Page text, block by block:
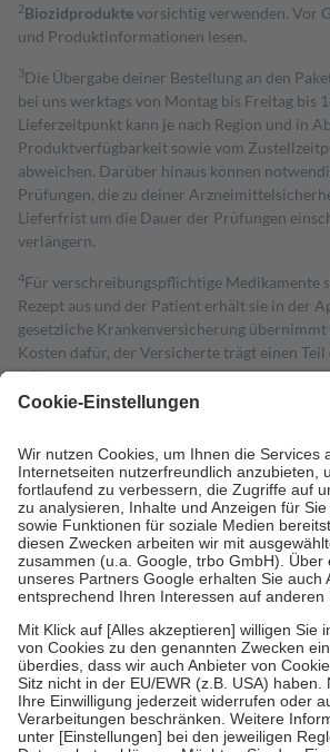
2Biozidproduktevorsichtig verwenden. Vor
und Produktinformationen lesen.
3Die Übergabe deiner Bestellung an den
bei uns werktags von Montag bis Freitag bis
Lieferzeitpunkt kann je nach Region und in
Produktverfügbarkeit sowie vom
abweichen. Darüber hinaus können
Prüfungen, die zu deiner
Lieferfrist um die Dauer der Prüfungen
verlängern.
4Für verschreibungspflichtige Medikamente
Rezept aus und der Patient erhält sie in der
gesetzliche Krankenversicherung übernimmt
Kosten dafür, der Versicherte trägt einen Teil
mit.
Grundsätzlich leisten Mitglieder Zuzahlungen
höchstens zehn Euro.
Es sind jedoch nie
Kosten der Leistung zu entrichten.
Diese Regeln gelten grundsätzlich auch für
Bei Heilmitteln und häuslicher
Zuzahlung zehn Prozent der Kosten sowie
Verordnung.
Um das Engagement der Versicherten für ihre
stärken und die besondere Stellung der
fallenkeine Zuzahlungenan bei:
• Kindern und Jugendlichen bis zum
mit Ausnahme der Fahrkosten
• Untersuchungen zur Vorsorge und
GKV getragen werden